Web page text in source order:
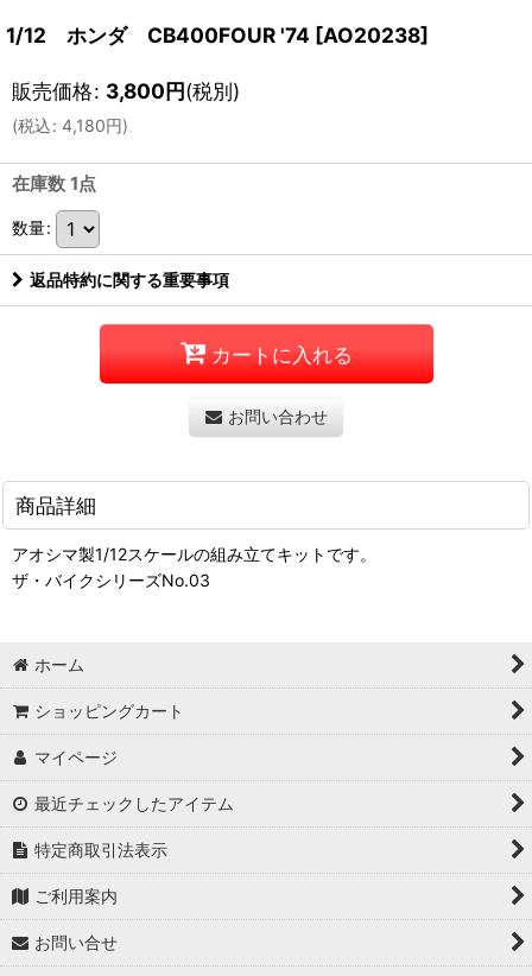
1/12 ホンダ CB400FOUR '74 [AO20238]
販売価格: 3,800円(税別)
(税込: 4,180円)
在庫数 1点
数量:
返品特約に関する重要事項
カートに入れる
お問い合わせ
商品詳細
アオシマ製1/12スケールの組み立てキットです。
ザ・バイクシリーズNo.03
ホーム
ショッピングカート
マイページ
最近チェックしたアイテム
特定商取引法表示
ご利用案内
お問い合せ